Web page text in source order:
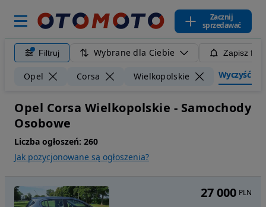
Zacznij
sprzedawać
Filtruj Wybrane dla Ciebie Zapisz
Opel Corsa Wielkopolskie Wyczyść
Opel Corsa Wielkopolskie - Samochody
Osobowe
Liczba ogłoszeń: 260
Jak pozycjonowane są ogłoszenia?
27 000 PLN